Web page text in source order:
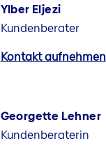
Ylber Eljezi
Kundenberater
Kontakt aufnehmen
Georgette Lehner
Kundenberaterin